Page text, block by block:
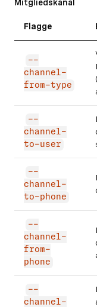
Mitgliedskanal
Flagge
--
channel-
from-type
--
channel-
to-user
--
channel-
to-phone
--
channel-
from-
phone
--
channel-